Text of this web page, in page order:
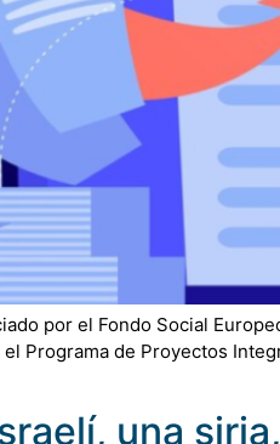
por el Fondo Social
Programa de Proyectos
una